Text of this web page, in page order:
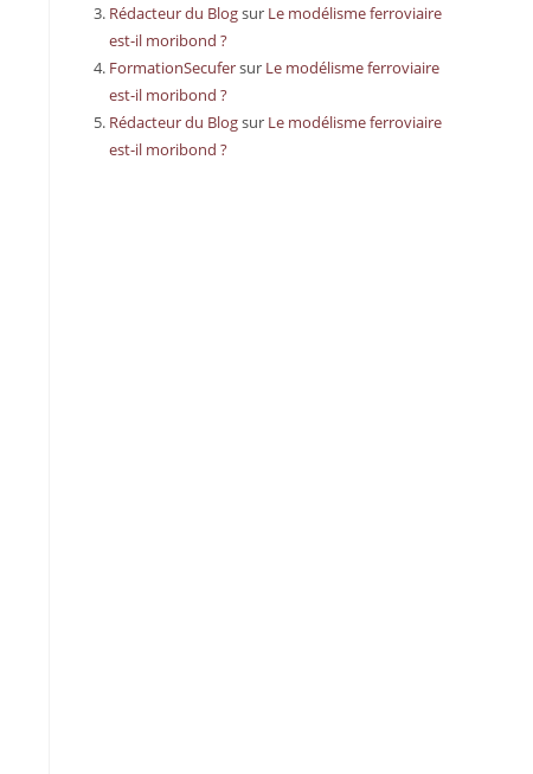
Rédacteur du Blogsur Le modélisme ferroviaire
est-il moribond ?
FormationSecufersur Le modélisme ferroviaire
est-il moribond ?
Rédacteur du Blogsur Le modélisme ferroviaire
est-il moribond ?